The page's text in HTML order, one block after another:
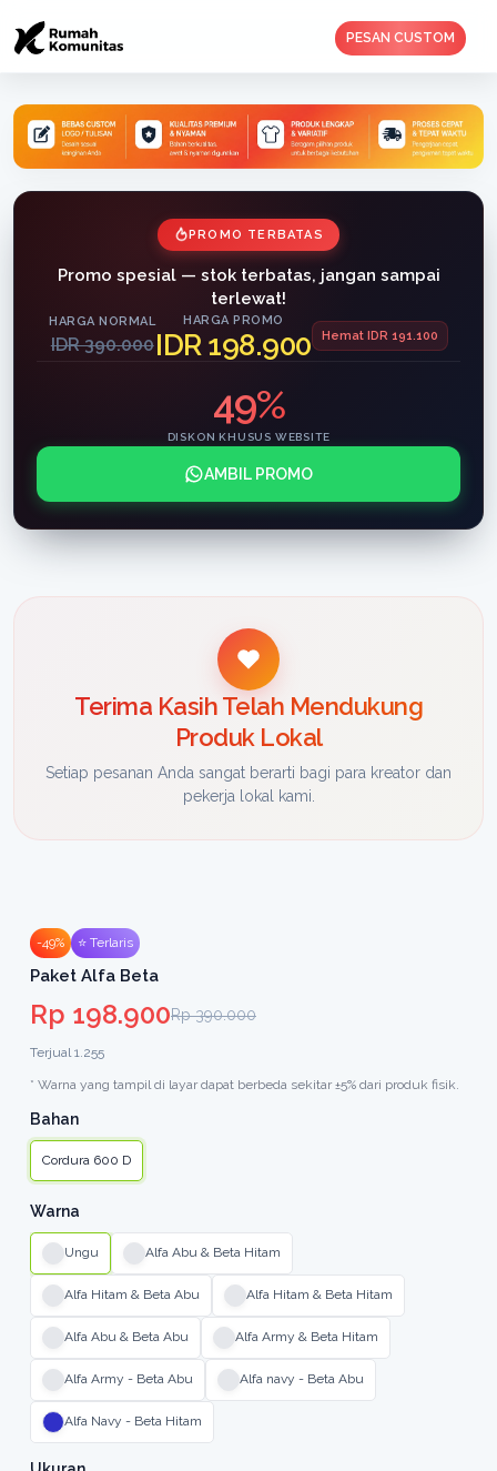
PESAN CUSTOM
PROMO TERBATAS
Promo spesial — stok terbatas, jangan sampai
terlewat!
HARGA NORMAL
IDR 390.000
HARGA PROMO
IDR 198.900 Hemat IDR 191.100
49%
DISKON KHUSUS WEBSITE
AMBIL PROMO
Terima Kasih Telah Mendukung
Produk Lokal
Setiap pesanan Anda sangat berarti bagi para kreator dan
pekerja lokal kami.
-49% ⭐ Terlaris
Paket Alfa Beta
Rp 198.900Rp 390.000
Terjual 1.255
* Warna yang tampil di layar dapat berbeda sekitar ±5% dari produk fisik.
Bahan
Cordura 600 D
Warna
Ungu Alfa Abu & Beta Hitam
Alfa Hitam & Beta Abu Alfa Hitam & Beta Hitam
Alfa Abu & Beta Abu Alfa Army & Beta Hitam
Alfa Army - Beta Abu Alfa navy - Beta Abu
Alfa Navy - Beta Hitam